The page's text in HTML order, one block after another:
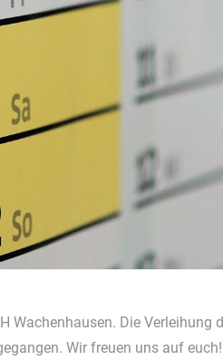
Die Verleihung
Wir freuen uns auf euch!